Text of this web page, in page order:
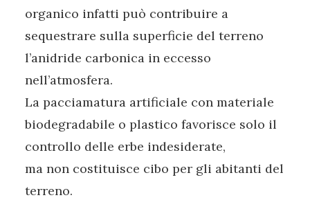
organico infatti può contribuire a
sequestrare sulla superficie del terreno
l’anidride carbonica in eccesso
nell’atmosfera.
La pacciamatura artificiale con materiale
biodegradabile o plastico favorisce solo il
controllo delle erbe indesiderate,
ma non costituisce cibo per gli abitanti del
terreno.